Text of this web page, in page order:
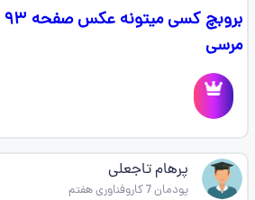
مرسی
پرهام تاجعلی
پودمان 7 کاروفناوری هفتم